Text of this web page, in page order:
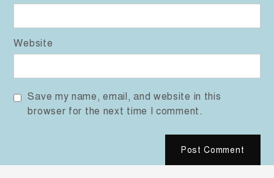
Website
Save my name, email, and website in this
browser for the next time I comment.